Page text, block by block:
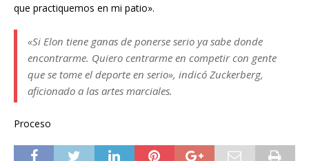
que practiquemos en mi patio».
«Si Elon tiene ganas de ponerse serio ya sabe donde
encontrarme. Quiero centrarme en competir con gente
que se tome el deporte en serio», indicó Zuckerberg,
aficionado a las artes marciales.
Proceso